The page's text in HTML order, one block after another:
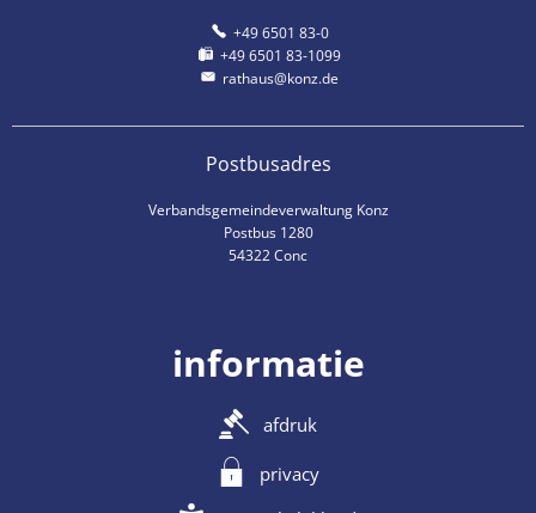
+49 6501 83-0
+49 6501 83-1099
rathaus@konz.de
Postbusadres
Verbandsgemeindeverwaltung Konz
Postbus 1280
54322 Conc
informatie
afdruk
privacy